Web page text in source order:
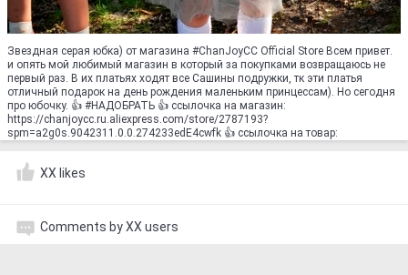
Звездная серая юбка) от магазина #ChanJoyCC Official Store Всем привет.
и опять мой любимый магазин в который за покупками возвращаюсь не
первый раз. В их платьях ходят все Сашины подружки, тк эти платья
отличный подарок на день рождения маленьким принцессам). Но сегодня
про юбочку. 👍 #НАДОБРАТЬ 👍 ссылочка на магазин:
https://chanjoycc.ru.aliexpress.com/store/2787193?
spm=a2g0s.9042311.0.0.274233edE4cwfk 👍 ссылочка на товар:
XX likes
Comments by XX users